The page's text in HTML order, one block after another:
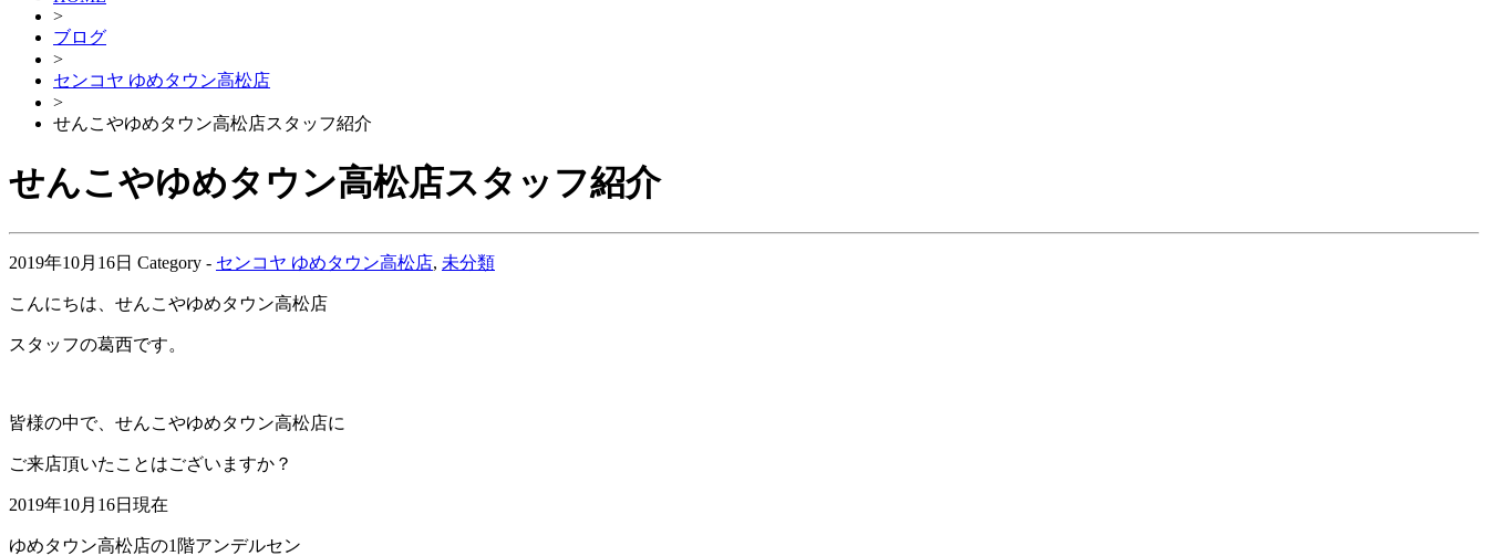
>
ブログ
>
センコヤ ゆめタウン高松店
>
せんこやゆめタウン高松店スタッフ紹介
せんこやゆめタウン高松店スタッフ紹介
2019年10月16日 Category - センコヤ ゆめタウン高松店, 未分類
こんにちは、せんこやゆめタウン高松店
スタッフの葛西です。
皆様の中で、せんこやゆめタウン高松店に
ご来店頂いたことはございますか？
2019年10月16日現在
ゆめタウン高松店の1階アンデルセン